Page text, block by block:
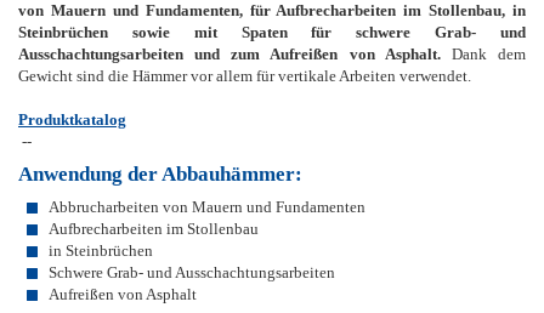
von Mauern und Fundamenten, für Aufbrecharbeiten im Stollenbau, in
Steinbrüchen sowie mit Spaten für schwere Grab- und
Ausschachtungsarbeiten und zum Aufreißen von Asphalt.Dank dem
Gewicht sind die Hämmer vor allem für vertikale Arbeiten verwendet.
Produktkatalog
--
Anwendung der Abbauhämmer:
Abbrucharbeiten von Mauern und Fundamenten
Aufbrecharbeiten im Stollenbau
in Steinbrüchen
Schwere Grab- und Ausschachtungsarbeiten
Aufreißen von Asphalt